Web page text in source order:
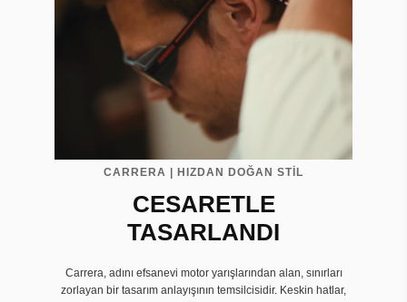
CARRERA | HIZDAN DOĞAN STİL
CESARETLE
TASARLANDI
Carrera, adını efsanevi motor yarışlarından alan, sınırları
zorlayan bir tasarım anlayışının temsilcisidir. Keskin hatlar,